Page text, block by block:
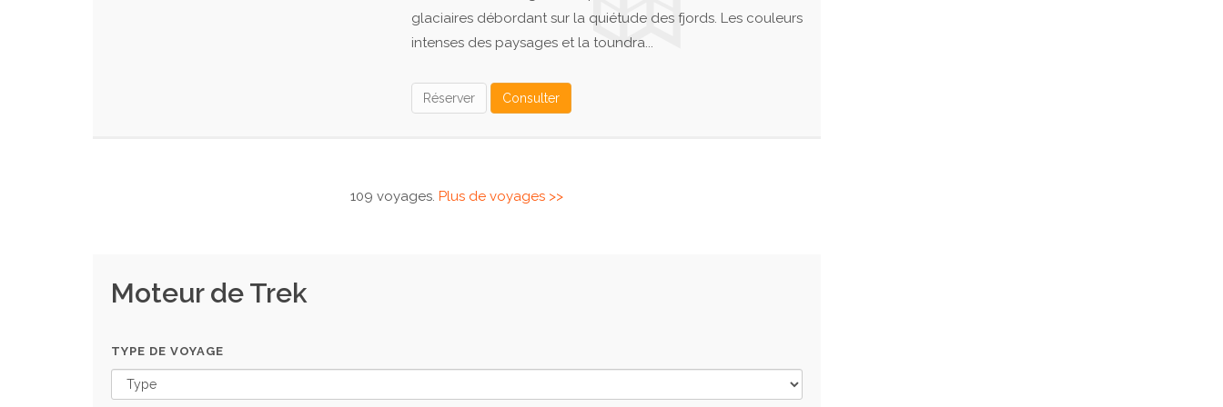
glaciaires débordant sur la quiétude des fjords. Les couleurs
intenses des paysages et la toundra...
Réserver Consulter
109 voyages. Plus de voyages >>
Moteur de Trek
TYPE DE VOYAGE